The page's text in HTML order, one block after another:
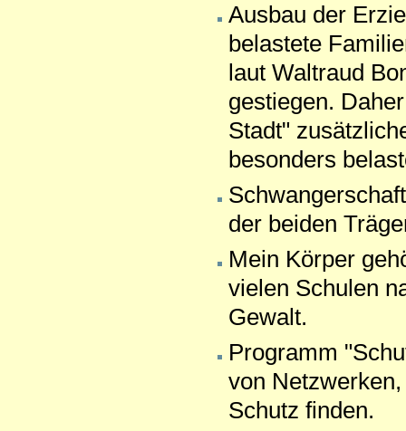
Ausbau der
belastete
laut Waltraud
gestiegen.
Stadt"
besonders
der beiden
Mein Körper
vielen Schulen
Gewalt.
Programm
von
Schutz finden.